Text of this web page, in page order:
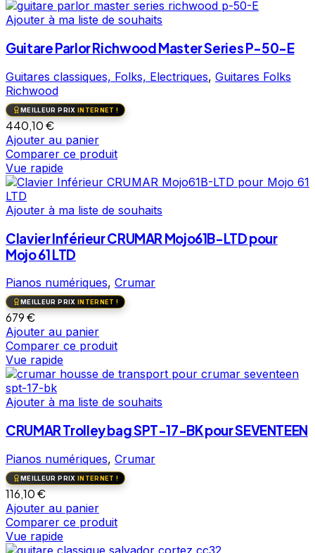
Ajouter à ma liste de souhaits
Guitare Parlor Richwood Master Series P-50-E
Guitares classiques, Folks, Electriques, Guitares Folks
Richwood
MEILLEUR PRIX INTERNET !
440,10€
Ajouter au panier
Comparer ce produit
Vue rapide
Ajouter à ma liste de souhaits
Clavier Inférieur CRUMAR Mojo61B-LTD pour
Mojo 61 LTD
Pianos numériques, Crumar
MEILLEUR PRIX INTERNET !
679€
Ajouter au panier
Comparer ce produit
Vue rapide
Ajouter à ma liste de souhaits
CRUMAR Trolley bag SPT-17-BK pour SEVENTEEN
Pianos numériques, Crumar
MEILLEUR PRIX INTERNET !
116,10€
Ajouter au panier
Comparer ce produit
Vue rapide